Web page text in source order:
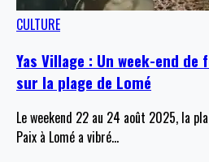
CULTURE
Yas Village : Un week-end
sur la plage de Lomé
Le weekend 22 au 24 août 2025, la
Paix à Lomé a vibré…